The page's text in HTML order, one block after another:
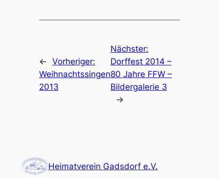
← Vorheriger:
Weihnachtssingen
2013
Nächster:
Dorffest 2014 –
80 Jahre FFW –
Bildergalerie 3
→
Heimatverein Gadsdorf e.V.